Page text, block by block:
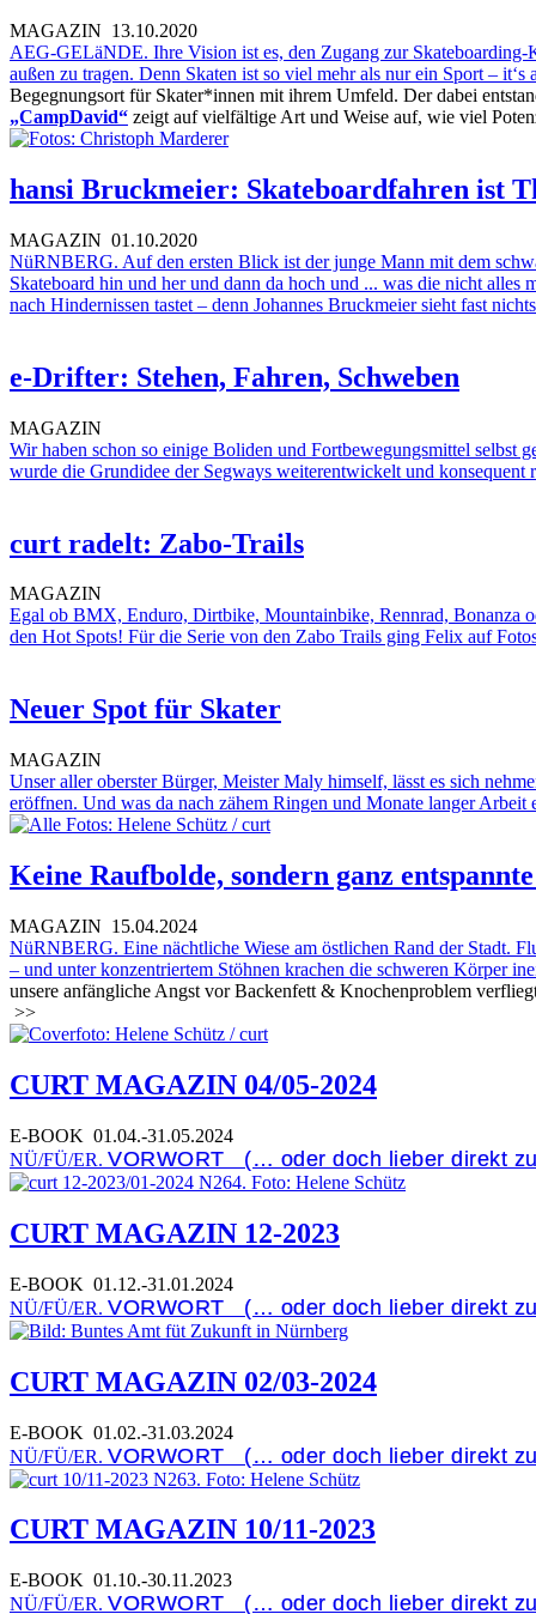
MAGAZIN 13.10.2020
AEG-GELäNDE. Ihre Vision ist es, den Zugang zur Skateboarding-
außen zu tragen. Denn Skaten ist so viel mehr als nur ein Sport –
Begegnungsort für Skater*innen mit ihrem Umfeld. Der dabei
„CampDavid“ zeigt auf vielfältige Art und Weise auf, wie viel
hansi Bruckmeier: Skateboardfahren ist
MAGAZIN 01.10.2020
NüRNBERG. Auf den ersten Blick ist der junge Mann mit dem
Skateboard hin und her und dann da hoch und ... was die nicht
nach Hindernissen tastet – denn Johannes Bruckmeier sieht fast
e-Drifter: Stehen, Fahren, Schweben
MAGAZIN
Wir haben schon so einige Boliden und Fortbewegungsmittel selbst
wurde die Grundidee der Segways weiterentwickelt und konsequent
curt radelt: Zabo-Trails
MAGAZIN
Egal ob BMX, Enduro, Dirtbike, Mountainbike, Rennrad, Bonanza
den Hot Spots! Für die Serie von den Zabo Trails ging Felix auf
Neuer Spot für Skater
MAGAZIN
Unser aller oberster Bürger, Meister Maly himself, lässt es sich
eröffnen. Und was da nach zähem Ringen und Monate langer Arbeit
Keine Raufbolde, sondern ganz
MAGAZIN 15.04.2024
NüRNBERG. Eine nächtliche Wiese am östlichen Rand der Stadt.
– und unter konzentriertem Stöhnen krachen die schweren Körper
unsere anfängliche Angst vor Backenfett & Knochenproblem
>>
CURT MAGAZIN 04/05-2024
E-BOOK 01.04.-31.05.2024
NÜ/FÜ/ER. VORWORT (… oder doch lieber direkt
CURT MAGAZIN 12-2023
E-BOOK 01.12.-31.01.2024
NÜ/FÜ/ER. VORWORT (… oder doch lieber direkt
CURT MAGAZIN 02/03-2024
E-BOOK 01.02.-31.03.2024
NÜ/FÜ/ER. VORWORT (… oder doch lieber direkt
CURT MAGAZIN 10/11-2023
E-BOOK 01.10.-30.11.2023
NÜ/FÜ/ER. VORWORT (… oder doch lieber direkt